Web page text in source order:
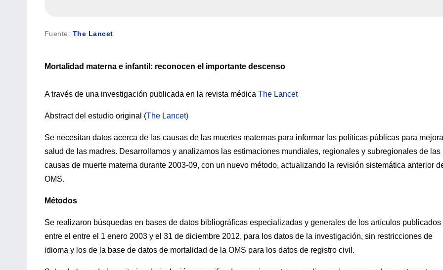
Fuente: The Lancet
Mortalidad materna e infantil: reconocen el importante descenso
A través de una investigación publicada en la revista médica The Lancet
Abstract del estudio original (The Lancet)
Se necesitan datos acerca de las causas de las muertes maternas para informar las políticas públicas para
salud de las madres. Desarrollamos y analizamos las estimaciones mundiales, regionales y subregionales de las
causas de muerte materna durante 2003-09, con un nuevo método, actualizando la revisión sistemática anterior
OMS.
Métodos
Se realizaron búsquedas en bases de datos bibliográficas especializadas y generales de los artículos publicados
entre el entre el 1 enero 2003 y el 31 de diciembre 2012, para los datos de la investigación, sin restricciones de
idioma y los de la base de datos de mortalidad de la OMS para los datos de registro civil.